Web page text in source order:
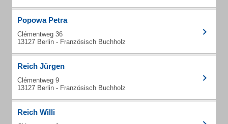
Popowa Petra
Clémentweg 36
13127 Berlin - Französisch Buchholz
Reich Jürgen
Clémentweg 9
13127 Berlin - Französisch Buchholz
Reich Willi